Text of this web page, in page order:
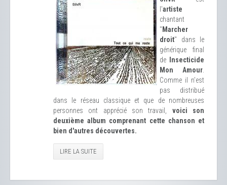
l'artiste
chantant
" Marcher
droit" dans le
générique final
de
Insecticide
Mon Amour
Comme il n'est
pas distribué
dans le réseau classique et que de nombreuses
personnes ont apprécié son travail, voici son
deuxième album comprenant cette chanson et
bien d'autres découvertes.
LIRE LA SUITE